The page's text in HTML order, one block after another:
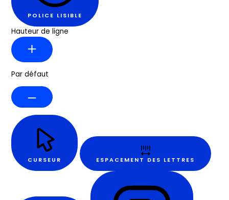
POLICE LISIBLE
Hauteur de ligne
Par défaut
CURSEUR ESPACEMENT DES LETTRES